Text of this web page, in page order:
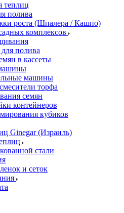
теплиц
полива
роста (Шпалера / Кашпо)
комплексов
полива
в кассеты
машины
торфа
семян
контейнеров
кубиков
Ginegar (Израиль)
стали
и сеток